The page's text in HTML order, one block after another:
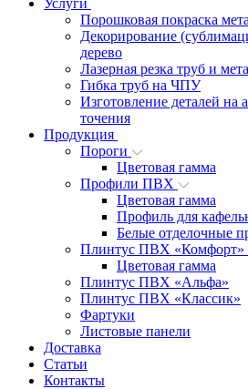
Услуги
Порошковая покраска
Декорирование
дерево
Лазерная резка труб и
Гибка труб на ЧПУ
Изготовление деталей на
точения
Продукция
Пороги
Цветовая гамма
Профили ПВХ
Цветовая гамма
Профиль для
Белые отделочные
Плинтус ПВХ «Комфорт»
Цветовая гамма
Плинтус ПВХ «Альфа»
Плинтус ПВХ «Классик»
Фартуки
Листовые панели
Доставка
Статьи
Контакты